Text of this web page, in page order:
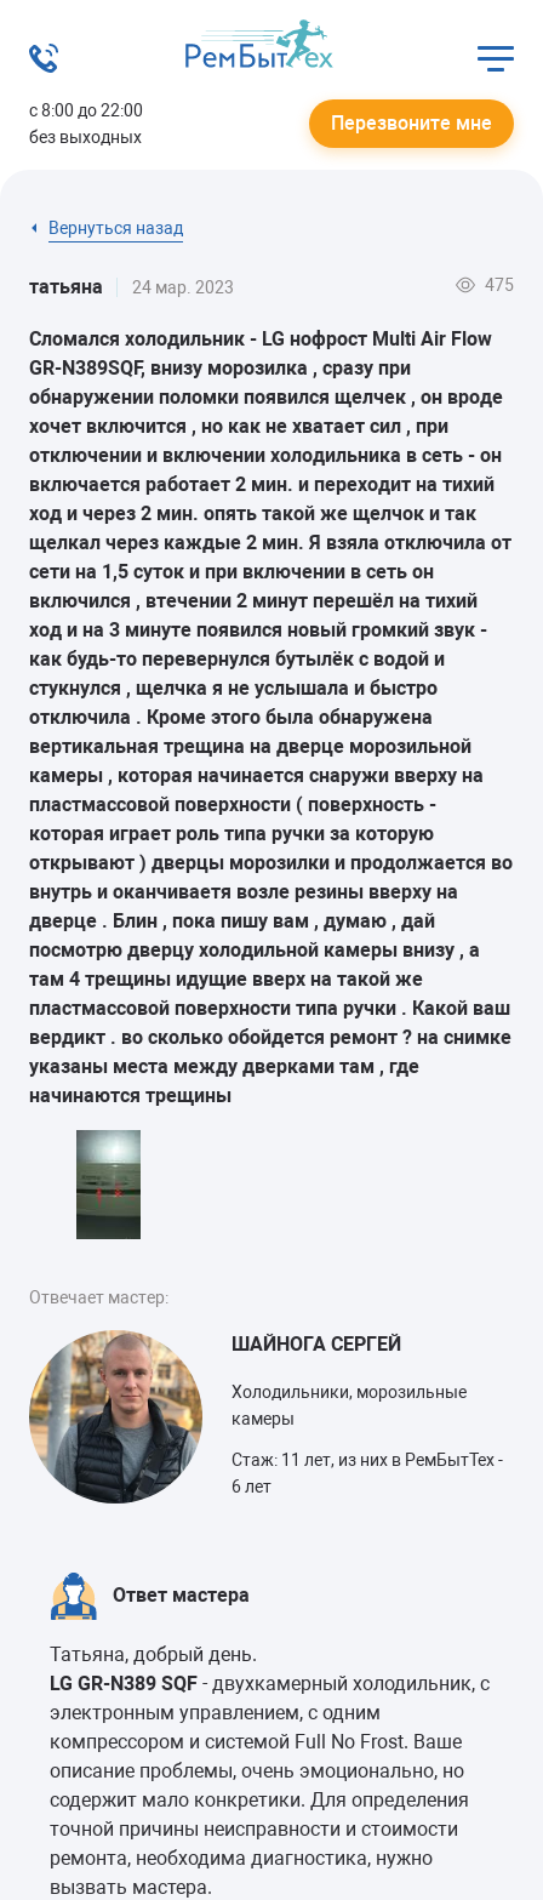
с 8:00 до 22:00
без выходных
Перезвоните мне
Вернуться назад
татьяна 24 мар. 2023 475
Сломался холодильник - LG нофрост Multi Air Flow
GR-N389SQF, внизу морозилка , сразу при
обнаружении поломки появился щелчек , он вроде
хочет включится , но как не хватает сил , при
отключении и включении холодильника в сеть - он
включается работает 2 мин. и переходит на тихий
ход и через 2 мин. опять такой же щелчок и так
щелкал через каждые 2 мин. Я взяла отключила от
сети на 1,5 суток и при включении в сеть он
включился , втечении 2 минут перешёл на тихий
ход и на 3 минуте появился новый громкий звук -
как будь-то перевернулся бутылёк с водой и
стукнулся , щелчка я не услышала и быстро
отключила . Кроме этого была обнаружена
вертикальная трещина на дверце морозильной
камеры , которая начинается снаружи вверху на
пластмассовой поверхности ( поверхность -
которая играет роль типа ручки за которую
открывают ) дверцы морозилки и продолжается во
внутрь и оканчиваетя возле резины вверху на
дверце . Блин , пока пишу вам , думаю , дай
посмотрю дверцу холодильной камеры внизу , а
там 4 трещины идущие вверх на такой же
пластмассовой поверхности типа ручки . Какой ваш
вердикт . во сколько обойдется ремонт ? на снимке
указаны места между дверками там , где
начинаются трещины
Отвечает мастер:
ШАЙНОГА СЕРГЕЙ
Холодильники, морозильные
камеры
Стаж: 11 лет, из них в РемБытТех -
6 лет
Ответ мастера
Татьяна, добрый день.
LG GR-N389 SQF - двухкамерный холодильник, с
электронным управлением, с одним
компрессором и системой Full No Frost. Ваше
описание проблемы, очень эмоционально, но
содержит мало конкретики. Для определения
точной причины неисправности и стоимости
ремонта, необходима диагностика, нужно
вызвать мастера.